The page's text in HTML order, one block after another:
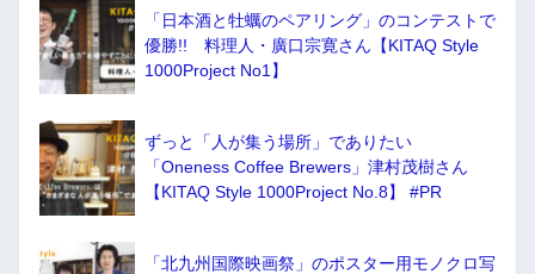
「日本酒と牡蠣のペアリング」のコンテストで
優勝!! 料理人・廣口宗寛さん【KITAQ Style
1000Project No1】
ずっと「人が集う場所」でありたい
「Oneness Coffee Brewers」津村茂樹さん
【KITAQ Style 1000Project No.8】 #PR
「北九州国際映画祭」のポスター用モノクロ写